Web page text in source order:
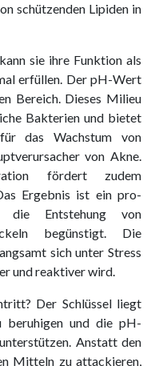
schützenden Lipiden in
sie ihre Funktion als
erfüllen. Der pH-Wert
Bereich. Dieses Milieu
Bakterien und bietet
das Wachstum von
von Akne.
fördert zudem
Ergebnis ist ein pro-
die Entstehung von
begünstigt. Die
sich unter Stress
und reaktiver wird.
Der Schlüssel liegt
beruhigen und die pH-
Anstatt den
Mitteln zu attackieren,